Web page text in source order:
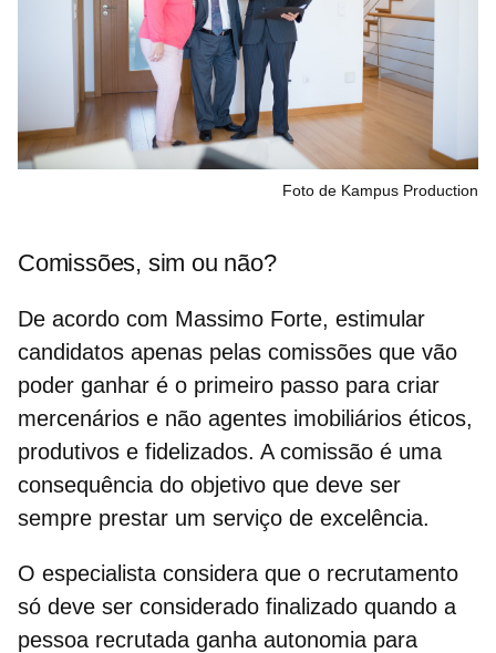
Foto de Kampus Production
Comissões, sim ou não?
De acordo com Massimo Forte, estimular
candidatos apenas pelas comissões que vão
poder ganhar é o primeiro passo para criar
mercenários e não agentes imobiliários éticos,
produtivos e fidelizados. A comissão é uma
consequência do objetivo que deve ser
sempre prestar um serviço de excelência.
O especialista considera que o recrutamento
só deve ser considerado finalizado quando a
pessoa recrutada ganha autonomia para